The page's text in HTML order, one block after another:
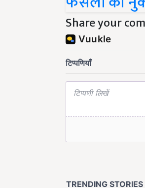
Share your